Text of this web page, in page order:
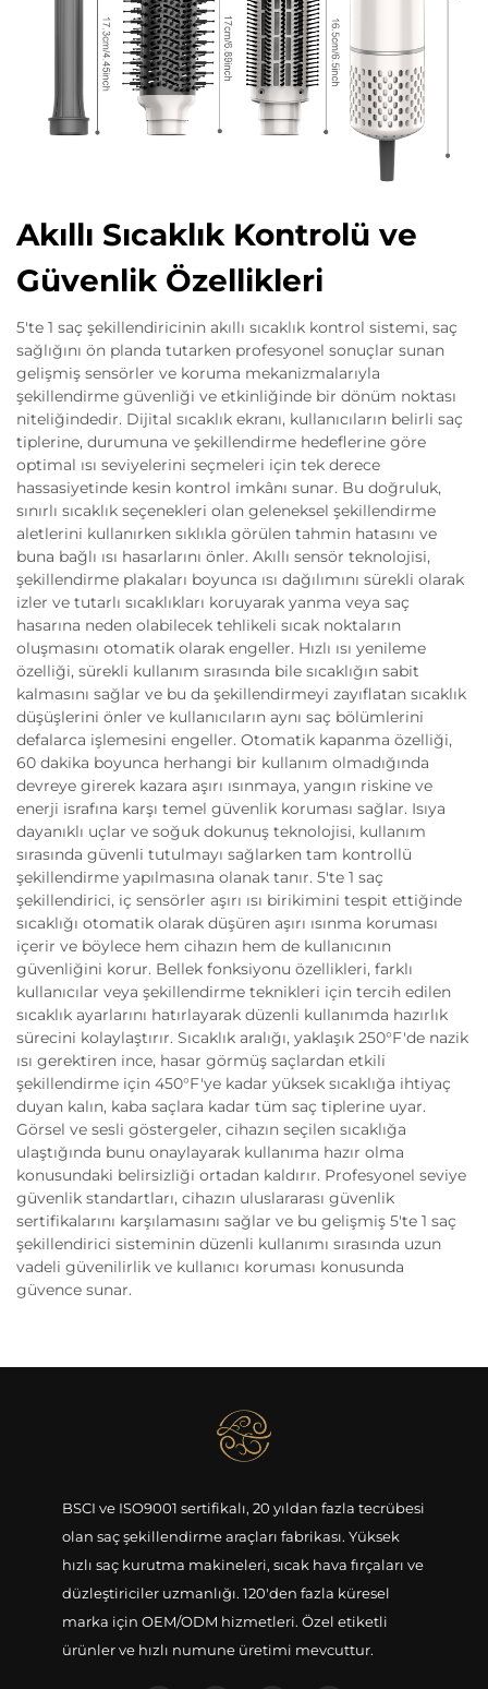
Akıllı Sıcaklık Kontrolü ve
Güvenlik Özellikleri
5'te 1 saç şekillendiricinin akıllı sıcaklık kontrol sistemi, saç
sağlığını ön planda tutarken profesyonel sonuçlar sunan
gelişmiş sensörler ve koruma mekanizmalarıyla
şekillendirme güvenliği ve etkinliğinde bir dönüm noktası
niteliğindedir. Dijital sıcaklık ekranı, kullanıcıların belirli saç
tiplerine, durumuna ve şekillendirme hedeflerine göre
optimal ısı seviyelerini seçmeleri için tek derece
hassasiyetinde kesin kontrol imkânı sunar. Bu doğruluk,
sınırlı sıcaklık seçenekleri olan geleneksel şekillendirme
aletlerini kullanırken sıklıkla görülen tahmin hatasını ve
buna bağlı ısı hasarlarını önler. Akıllı sensör teknolojisi,
şekillendirme plakaları boyunca ısı dağılımını sürekli olarak
izler ve tutarlı sıcaklıkları koruyarak yanma veya saç
hasarına neden olabilecek tehlikeli sıcak noktaların
oluşmasını otomatik olarak engeller. Hızlı ısı yenileme
özelliği, sürekli kullanım sırasında bile sıcaklığın sabit
kalmasını sağlar ve bu da şekillendirmeyi zayıflatan sıcaklık
düşüşlerini önler ve kullanıcıların aynı saç bölümlerini
defalarca işlemesini engeller. Otomatik kapanma özelliği,
60 dakika boyunca herhangi bir kullanım olmadığında
devreye girerek kazara aşırı ısınmaya, yangın riskine ve
enerji israfına karşı temel güvenlik koruması sağlar. Isıya
dayanıklı uçlar ve soğuk dokunuş teknolojisi, kullanım
sırasında güvenli tutulmayı sağlarken tam kontrollü
şekillendirme yapılmasına olanak tanır. 5'te 1 saç
şekillendirici, iç sensörler aşırı ısı birikimini tespit ettiğinde
sıcaklığı otomatik olarak düşüren aşırı ısınma koruması
içerir ve böylece hem cihazın hem de kullanıcının
güvenliğini korur. Bellek fonksiyonu özellikleri, farklı
kullanıcılar veya şekillendirme teknikleri için tercih edilen
sıcaklık ayarlarını hatırlayarak düzenli kullanımda hazırlık
sürecini kolaylaştırır. Sıcaklık aralığı, yaklaşık 250°F'de nazik
ısı gerektiren ince, hasar görmüş saçlardan etkili
şekillendirme için 450°F'ye kadar yüksek sıcaklığa ihtiyaç
duyan kalın, kaba saçlara kadar tüm saç tiplerine uyar.
Görsel ve sesli göstergeler, cihazın seçilen sıcaklığa
ulaştığında bunu onaylayarak kullanıma hazır olma
konusundaki belirsizliği ortadan kaldırır. Profesyonel seviye
güvenlik standartları, cihazın uluslararası güvenlik
sertifikalarını karşılamasını sağlar ve bu gelişmiş 5'te 1 saç
şekillendirici sisteminin düzenli kullanımı sırasında uzun
vadeli güvenilirlik ve kullanıcı koruması konusunda
güvence sunar.
BSCI ve ISO9001 sertifikalı, 20 yıldan fazla tecrübesi
olan saç şekillendirme araçları fabrikası. Yüksek
hızlı saç kurutma makineleri, sıcak hava fırçaları ve
düzleştiriciler uzmanlığı. 120'den fazla küresel
marka için OEM/ODM hizmetleri. Özel etiketli
ürünler ve hızlı numune üretimi mevcuttur.